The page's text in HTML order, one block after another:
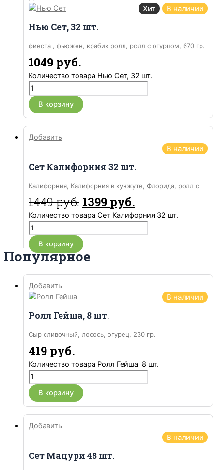
Хит В наличии
Нью Сет, 32 шт.
фиеста , фьюжен, крабик ролл, ролл с огурцом, 670 гр.
1049 руб.
Количество товара Нью Сет, 32 шт.
В корзину
Добавить
В наличии
Сет Калифорния 32 шт.
Калифорния, Калифорния в кунжуте, Флорида, ролл с
1449руб. 1399 руб.
Количество товара Сет Калифорния 32 шт.
В корзину
Популярное
Добавить
В наличии
Ролл Гейша, 8 шт.
Сыр сливочный, лосось, огурец, 230 гр.
419 руб.
Количество товара Ролл Гейша, 8 шт.
В корзину
Добавить
В наличии
Сет Мацури 48 шт.